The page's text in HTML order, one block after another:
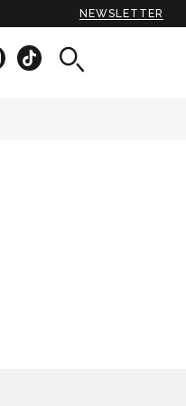
NEWSLETTER